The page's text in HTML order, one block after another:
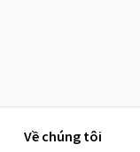
Về chúng tôi